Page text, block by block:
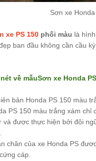
Sơn xe
xe PS 150phối màu là
ban đầu không cần cầu
về mẫuSơn xe Honda
bản Honda PS 150 màu
PS 150 màu trắng xám
và được thực hiện bởi đội
.
chân của xe Honda PS
cáp.